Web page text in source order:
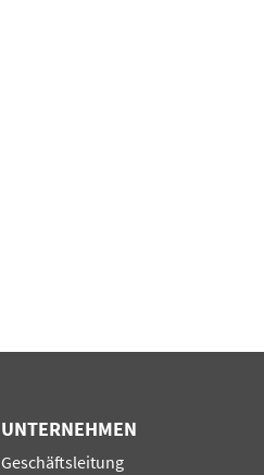
UNTERNEHMEN
Navigation
Geschäftsleitung